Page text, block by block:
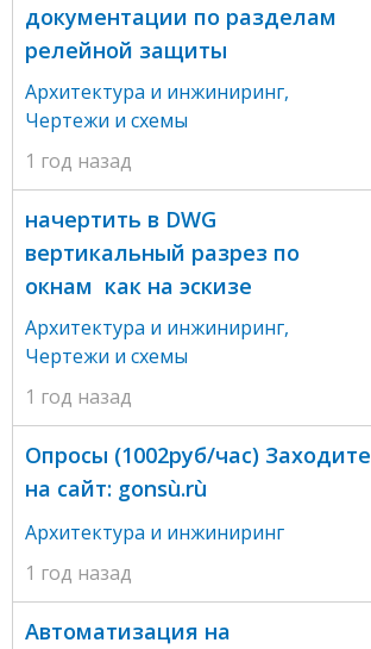
документации по разделам
релейной защиты
Архитектура и инжиниринг,
Чертежи и схемы
1 год назад
начертить в DWG
вертикальный разрез по
окнам как на эскизе
Архитектура и инжиниринг,
Чертежи и схемы
1 год назад
Oпpocы (1002pyб/чaс) Заходитe
на сaйт: gonsù.rù
Архитектура и инжиниринг
1 год назад
Автоматизация на